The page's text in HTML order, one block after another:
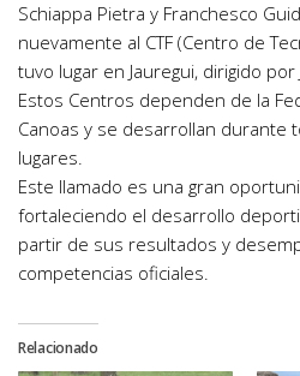
Schiappa Pietra y Franchesco
nuevamente al CTF (Centro de
tuvo lugar en Jauregui, dirigido por
Estos Centros dependen de la
Canoas y se desarrollan durante
lugares.
Este llamado es una gran
fortaleciendo el desarrollo
partir de sus resultados y
competencias oficiales.
Relacionado